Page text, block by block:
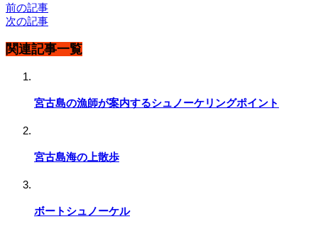
前の記事
次の記事
関連記事一覧
宮古島の漁師が案内するシュノーケリングポイント
宮古島海の上散歩
ボートシュノーケル